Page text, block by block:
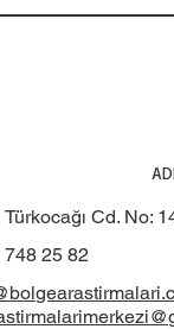
Türkocağı Cd. No:
25 82